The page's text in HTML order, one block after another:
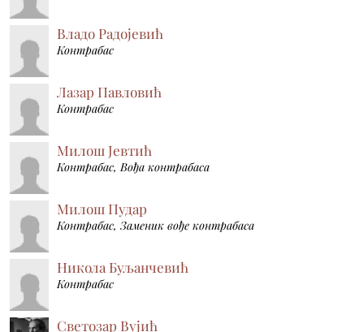
Владо Радојевић
Контрабас
Лазар Павловић
Контрабас
Милош Јевтић
Контрабас, Вођа контрабаса
Милош Пудар
Контрабас, Заменик вође контрабаса
Никола Буљанчевић
Контрабас
Светозар Вујић